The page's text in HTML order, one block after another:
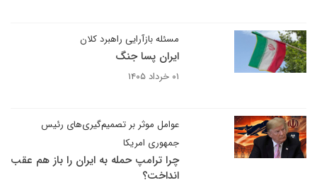
مسئله بازآرایی راهبرد کلان
ایران پسا جنگ
۰۱ خرداد ۱۴۰۵
عوامل موثر بر تصمیم‌گیری‌های رئیس
جمهوری امریکا
چرا ترامپ حمله به ایران را باز هم عقب
انداخت؟